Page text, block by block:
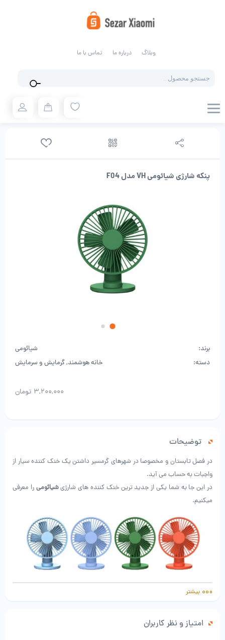
وبلاگ درباره ما تماس با ما
search
پنکه شارژی شیائومی VH مدل F04
برند:
شیائومی
دسته:
خانه هوشمند,گرمایش و سرمایش
۳,۲۰۰,۰۰۰ تومان
توضیحات
در فصل تابستان و مخصوصا در شهرهای گرمسیر داشتن یک خنک کننده سیار از
واجبات به حساب می آید.
در این جا به شما یکی از جدید ترین خنک کننده های شارژیشیائومی را معرفی
میکنیم.
از میان 3 سرعت فن، به راحتی می توانید یکی را که برای یک موقعیت خاص
بیشتر
امتیاز و نظر کاربران